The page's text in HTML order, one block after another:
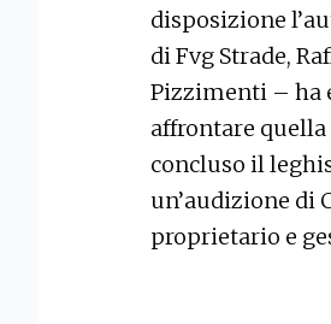
disposizione
di Fvg Strade,
Pizzimenti – ha
affrontare quella
concluso il
un’audizione di
proprietario e